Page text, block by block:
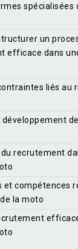
spécialisées
un
efficace dans
liés au
recrutement
et compétences
la moto